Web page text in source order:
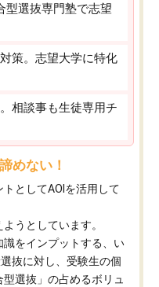
型選抜専門塾で志望
策。志望大学に特化
相談事も生徒専用チ
めない！
としてAOIを活用して
うとしています。
をインプットする、い
抜に対し、受験生の個
選抜」の占めるボリュ